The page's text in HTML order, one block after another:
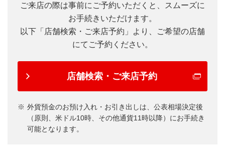
ご来店の際は事前にご予約いただくと、スムーズに
お手続きいただけます。
以下「店舗検索・ご来店予約」より、ご希望の店舗
にてご予約ください。
店舗検索・ご来店予約
外貨預金のお預け入れ・お引き出しは、公表相場決定後
（原則、米ドル10時、その他通貨11時以降）にお手続き
可能となります。